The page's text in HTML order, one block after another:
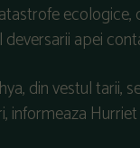
apei
din vestul tarii,
informeaza